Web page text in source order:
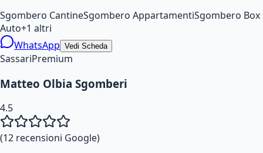
Sgombero CantineSgombero AppartamentiSgombero Box
Auto+1 altri
WhatsApp Vedi Scheda
SassariPremium
Matteo Olbia Sgomberi
4.5
(12 recensioni Google)